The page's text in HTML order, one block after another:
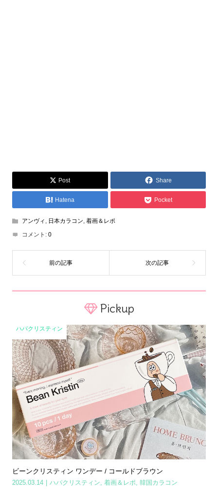
Post Share
Hatena Pocket
アンヴィ 日本カラコン 着画＆レポ
コメント: 0
Pickup
ハパクリスティン
ビーンクリスティン ワンデー / コールドブラウン
2025.03.14 ハパクリスティン, 着画＆レポ, 韓国カラコン